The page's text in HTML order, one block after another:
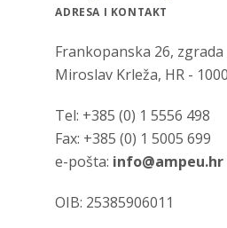
ADRESA I KONTAKT
Frankopanska 26,
Miroslav Krleža, HR -
Tel: +385 (0) 1 5556 498
Fax: +385 (0) 1 5005 699
e-pošta: info@ampeu.hr
OIB: 25385906011